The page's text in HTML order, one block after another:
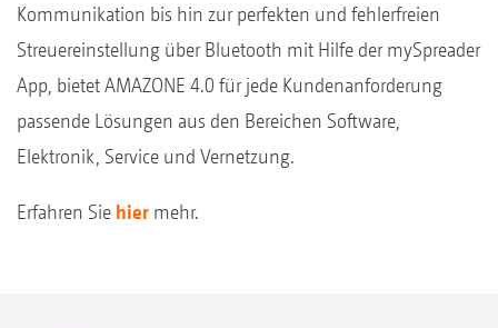
Kommunikation bis hin zur perfekten und fehlerfreien
Streuereinstellung über Bluetooth mit Hilfe der mySpreader
App, bietet AMAZONE 4.0 für jede Kundenanforderung
passende Lösungen aus den Bereichen Software,
Elektronik, Service und Vernetzung.
Erfahren Sie hier mehr.